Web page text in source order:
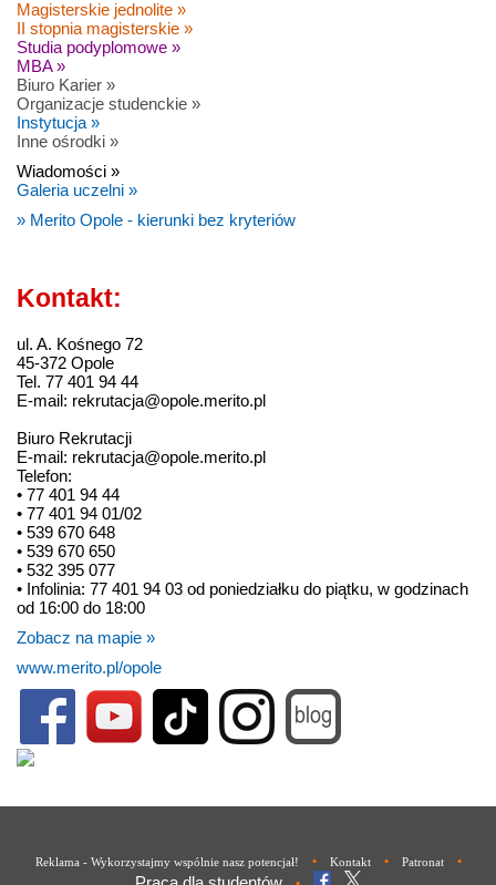
Magisterskie jednolite »
II stopnia magisterskie »
Studia podyplomowe »
MBA »
Biuro Karier »
Organizacje studenckie »
Instytucja »
Inne ośrodki »
Wiadomości »
Galeria uczelni »
» Merito Opole - kierunki bez kryteriów
Kontakt:
ul. A. Kośnego 72
45-372 Opole
Tel. 77 401 94 44
E-mail: rekrutacja@opole.merito.pl
Biuro Rekrutacji
E-mail: rekrutacja@opole.merito.pl
Telefon:
• 77 401 94 44
• 77 401 94 01/02
• 539 670 648
• 539 670 650
• 532 395 077
• Infolinia: 77 401 94 03 od poniedziałku do piątku, w godzinach
od 16:00 do 18:00
Zobacz na mapie »
www.merito.pl/opole
Reklama - Wykorzystajmy wspólnie nasz potencjał! • Kontakt • Patronat •